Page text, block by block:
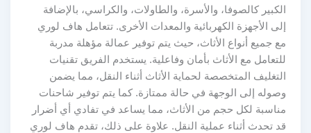
الكبير كالصوفا، والأسرة، والطاولات، والكراسي، بالإضافة
إلى الأجهزة الكهربائية والمعدات الأخرى. تتعامل هاف لوري
مع جميع أنواع الأثاث، حيث يتم توفير عمالة مؤهلة مدربة
للتعامل مع الأثاث بأمان وفاعلية. يستخدم الفريق تقنيات
التغليف المتخصصة لحماية الأثاث أثناء النقل، مما يضمن
وصوله إلى الوجهة في حالة ممتازة. كما يتم توفير شاحنات
مناسبة لكل حجم من الأثاث، مما يساعد في تفادي أي أضرار
قد تحدث أثناء عملية النقل. علاوة على ذلك، تقدم هاف لوري